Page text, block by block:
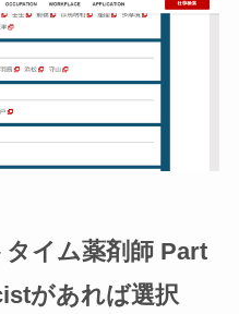
タイム薬剤師 Part
があれば選択